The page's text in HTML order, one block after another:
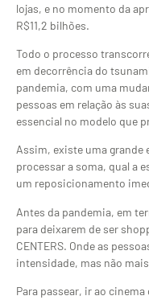
lojas, e no momento da
R$11,2 bilhões.
Todo o processo
em decorrência do
pandemia, com uma
pessoas em relação às
essencial no modelo que
Assim, existe uma grande
processar a soma, qual a
um reposicionamento
Antes da pandemia, em
para deixarem de ser
CENTERS. Onde as
intensidade, mas não
Para passear, ir ao